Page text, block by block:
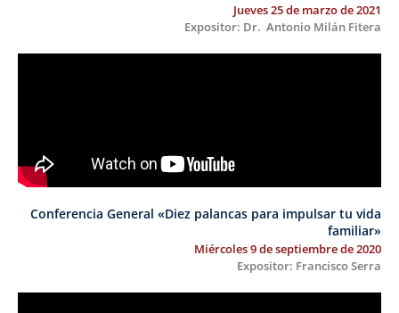
Jueves 25 de marzo de 2021
Expositor: Dr. Antonio Milán Fitera
Conferencia General «Diez palancas para impulsar tu vida
familiar»
Miércoles 9 de septiembre de 2020
Expositor: Francisco Serra